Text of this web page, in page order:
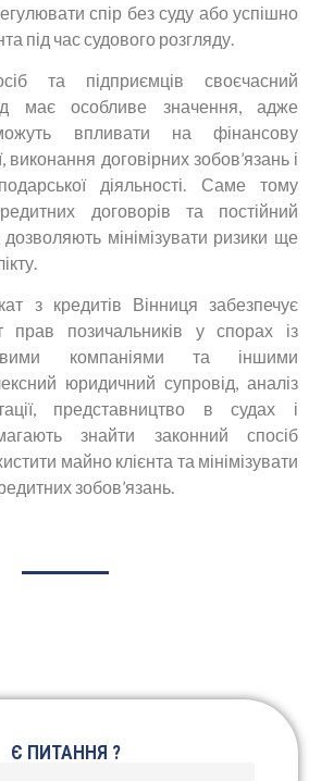
спір без суду або успішно
під час судового розгляду.
та підприємців своєчасний
має особливе значення, адже
впливати на фінансову
виконання договірних зобов’язань і
діяльності. Саме тому
договорів та постійний
мінімізувати ризики ще
з кредитів Вінниця забезпечує
прав позичальників у спорах із
компаніями та іншими
юридичний супровід, аналіз
представництво в судах і
знайти законний спосіб
майно клієнта та мінімізувати
зобов’язань.
Є ПИТАННЯ ?